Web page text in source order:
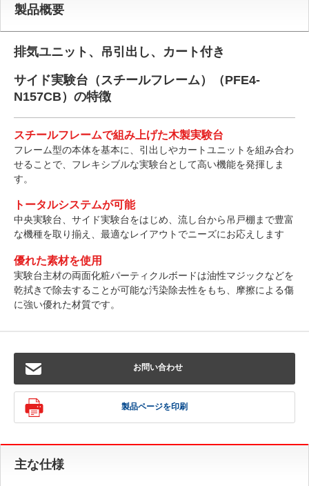
製品概要
排気ユニット、吊引出し、カート付き
サイド実験台（スチールフレーム）（PFE4-
N157CB）の特徴
スチールフレームで組み上げた木製実験台
フレーム型の本体を基本に、引出しやカートユニットを組み合わ
せることで、フレキシブルな実験台として高い機能を発揮しま
す。
トータルシステムが可能
中央実験台、サイド実験台をはじめ、流し台から吊戸棚まで豊富
な機種を取り揃え、最適なレイアウトでニーズにお応えします
優れた素材を使用
実験台主材の両面化粧パーティクルボードは油性マジックなどを
乾拭きで除去することが可能な汚染除去性をもち、摩擦による傷
に強い優れた材質です。
お問い合わせ
製品ページを印刷
主な仕様